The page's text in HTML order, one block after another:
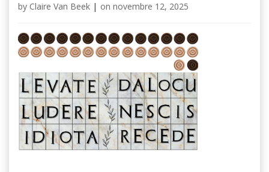
by Claire Van Beek | on novembre 12, 2025